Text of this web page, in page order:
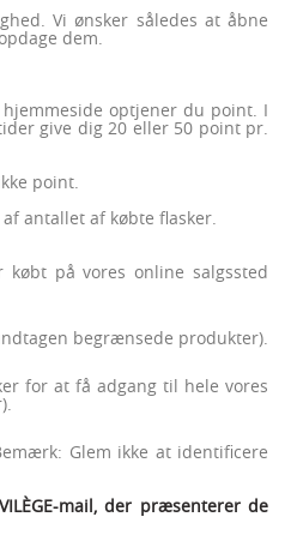
Vi ønsker således at åbne
dem.
optjener du point. I
give dig 20 eller 50 point pr.
point.
antallet af købte flasker.
på vores online salgssted
begrænsede produkter).
for at få adgang til hele vores
Glem ikke at identificere
mail, der præsenterer de